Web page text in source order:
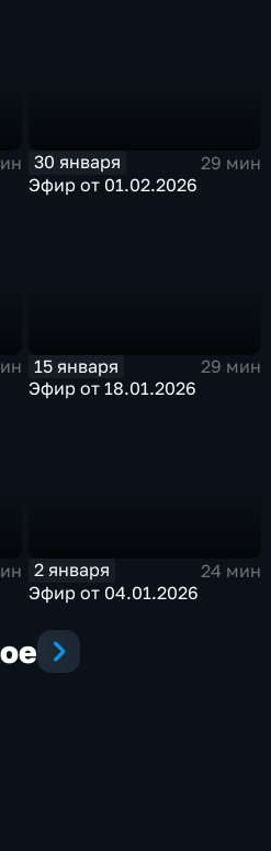
30 января
29 мин
Эфир от 01.02.2026
15 января
29 мин
Эфир от 18.01.2026
2 января
24 мин
Эфир от 04.01.2026